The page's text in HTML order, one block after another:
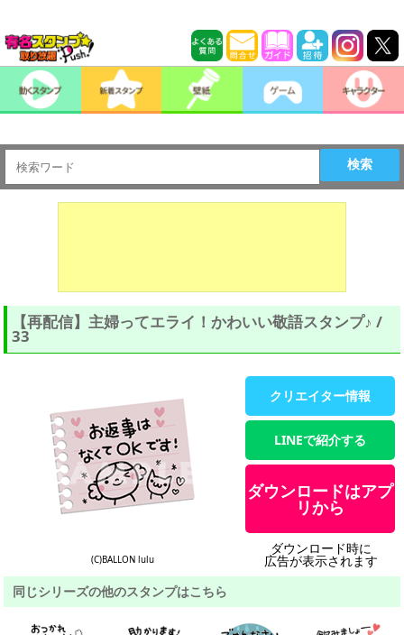
検索
【再配信】主婦ってエライ！かわいい敬語スタンプ♪ /
33
(C)BALLON lulu
クリエイター情報
LINEで紹介する
ダウンロードはアプ
リから
ダウンロード時に
広告が表示されます
同じシリーズの他のスタンプはこちら